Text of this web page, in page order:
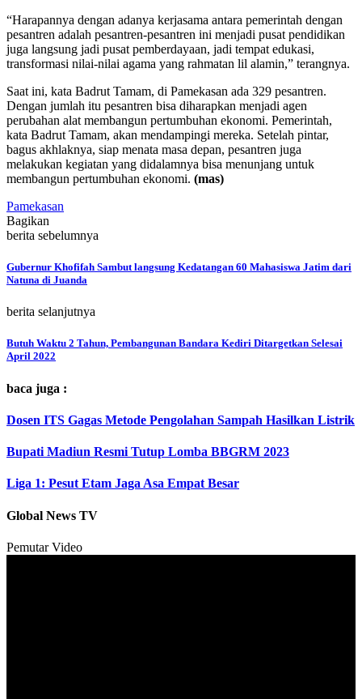
“Harapannya dengan adanya kerjasama antara pemerintah dengan
pesantren adalah pesantren-pesantren ini menjadi pusat pendidikan
juga langsung jadi pusat pemberdayaan, jadi tempat edukasi,
transformasi nilai-nilai agama yang rahmatan lil alamin,” terangnya.
Saat ini, kata Badrut Tamam, di Pamekasan ada 329 pesantren.
Dengan jumlah itu pesantren bisa diharapkan menjadi agen
perubahan alat membangun pertumbuhan ekonomi. Pemerintah,
kata Badrut Tamam, akan mendampingi mereka. Setelah pintar,
bagus akhlaknya, siap menata masa depan, pesantren juga
melakukan kegiatan yang didalamnya bisa menunjang untuk
membangun pertumbuhan ekonomi. (mas)
Pamekasan
Bagikan
berita sebelumnya
Gubernur Khofifah Sambut langsung Kedatangan 60 Mahasiswa Jatim dari
Natuna di Juanda
berita selanjutnya
Butuh Waktu 2 Tahun, Pembangunan Bandara Kediri Ditargetkan Selesai
April 2022
baca juga :
Dosen ITS Gagas Metode Pengolahan Sampah Hasilkan Listrik
Bupati Madiun Resmi Tutup Lomba BBGRM 2023
Liga 1: Pesut Etam Jaga Asa Empat Besar
Global News TV
Pemutar Video